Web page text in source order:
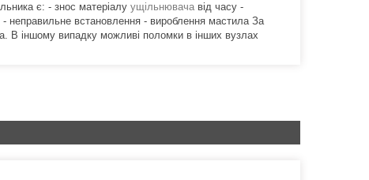
є: - знос матеріалу ущільнювача від часу -
- неправильне встановлення - вироблення мастила За
В іншому випадку можливі поломки в інших вузлах